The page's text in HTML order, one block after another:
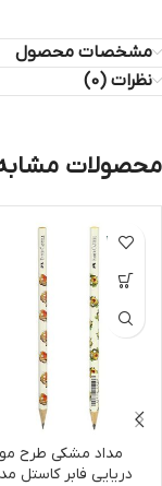
مشخصات محصول
نظرات (0)
محصولات
مداد مشکی طرح
دریایی فابر کاستل مدل